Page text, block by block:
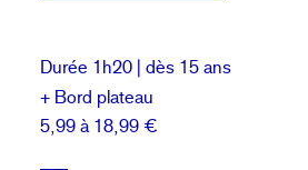
Durée 1h20 | dès 15 ans
+ Bord plateau
5,99 à 18,99 €